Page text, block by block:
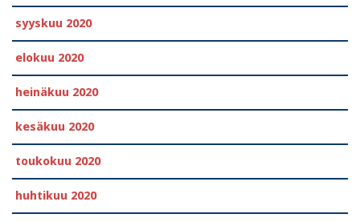
syyskuu 2020
elokuu 2020
heinäkuu 2020
kesäkuu 2020
toukokuu 2020
huhtikuu 2020